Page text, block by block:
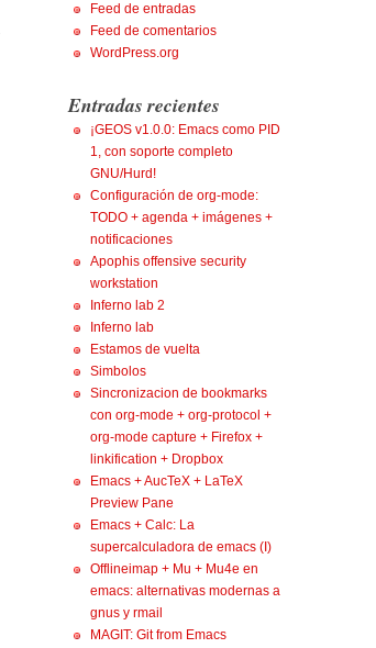
Feed de entradas
Feed de comentarios
WordPress.org
Entradas recientes
¡GEOS v1.0.0: Emacs como PID
1, con soporte completo
GNU/Hurd!
Configuración de org-mode:
TODO + agenda + imágenes +
notificaciones
Apophis offensive security
workstation
Inferno lab 2
Inferno lab
Estamos de vuelta
Simbolos
Sincronizacion de bookmarks
con org-mode + org-protocol +
org-mode capture + Firefox +
linkification + Dropbox
Emacs + AucTeX + LaTeX
Preview Pane
Emacs + Calc: La
supercalculadora de emacs (I)
Offlineimap + Mu + Mu4e en
emacs: alternativas modernas a
gnus y rmail
MAGIT: Git from Emacs